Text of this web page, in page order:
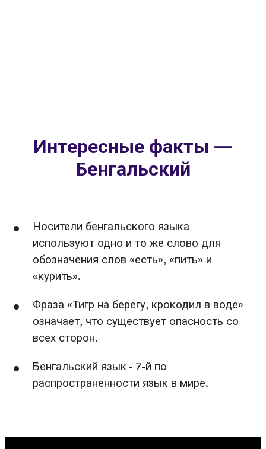
Интересные факты —
Бенгальский
Носители бенгальского языка
используют одно и то же слово для
обозначения слов «есть», «пить» и
«курить».
Фраза «Тигр на берегу, крокодил в воде»
означает, что существует опасность со
всех сторон.
Бенгальский язык - 7-й по
распространенности язык в мире.